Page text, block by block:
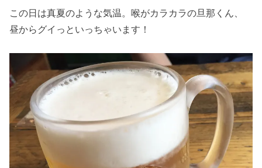
この日は真夏のような気温。喉がカラカラの旦那くん、
昼からグイっといっちゃいます！